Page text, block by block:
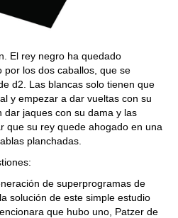
El rey negro ha quedado
por los dos caballos, que se
d2. Las blancas solo tienen que
y empezar a dar vueltas con su
dar jaques con su dama y las
que su rey quede ahogado en una
planchadas.
de superprogramas de
solución de este simple estudio
que hubo uno, Patzer de